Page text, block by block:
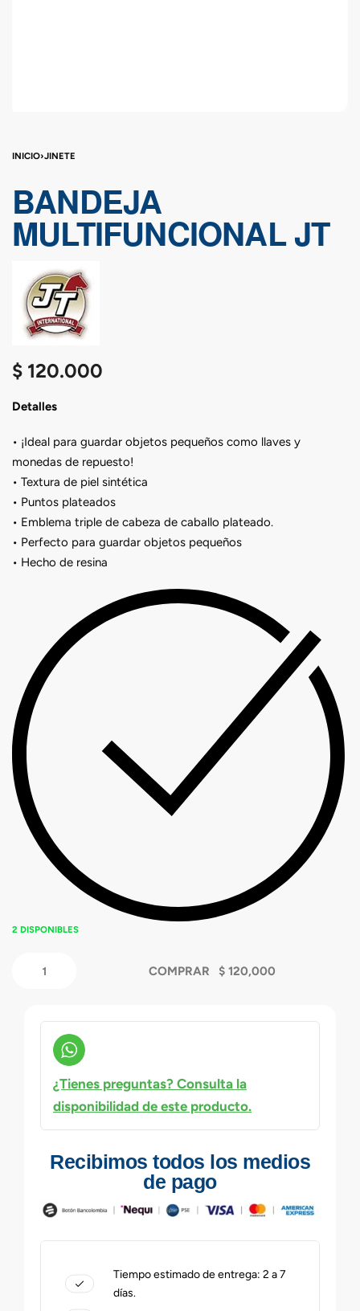
INICIO›JINETE
BANDEJA
MULTIFUNCIONAL JT
$ 120.000
Detalles
• ¡Ideal para guardar objetos pequeños como llaves y
monedas de repuesto!
• Textura de piel sintética
• Puntos plateados
• Emblema triple de cabeza de caballo plateado.
• Perfecto para guardar objetos pequeños
• Hecho de resina
2 DISPONIBLES
COMPRAR
¿Tienes preguntas? Consulta la
disponibilidad de este producto.
Recibimos todos los medios
de pago
Tiempo estimado de entrega: 2 a 7
días.